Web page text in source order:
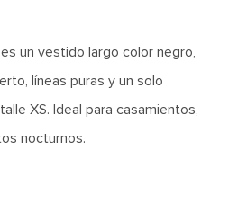
un vestido largo color negro,
líneas puras y un solo
XS. Ideal para casamientos,
nocturnos.